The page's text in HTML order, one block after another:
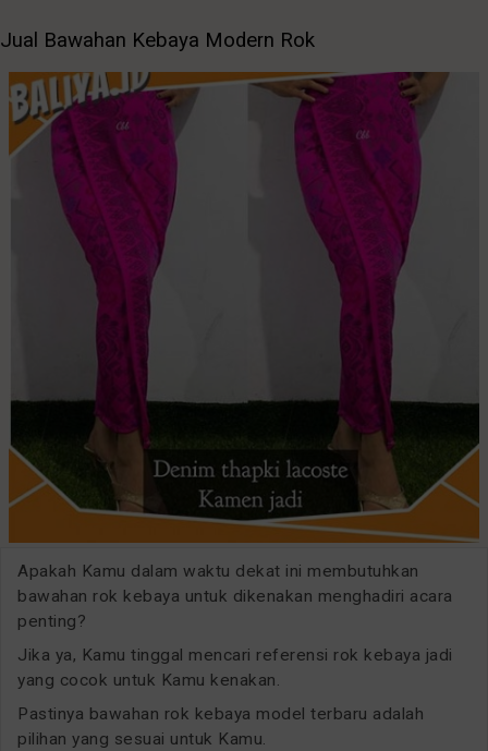
Jual Bawahan Kebaya Modern Rok
Apakah Kamu dalam waktu dekat ini membutuhkan
bawahan rok kebaya untuk dikenakan menghadiri acara
penting?
Jika ya, Kamu tinggal mencari referensi rok kebaya jadi
yang cocok untuk Kamu kenakan.
Pastinya bawahan rok kebaya model terbaru adalah
pilihan yang sesuai untuk Kamu.